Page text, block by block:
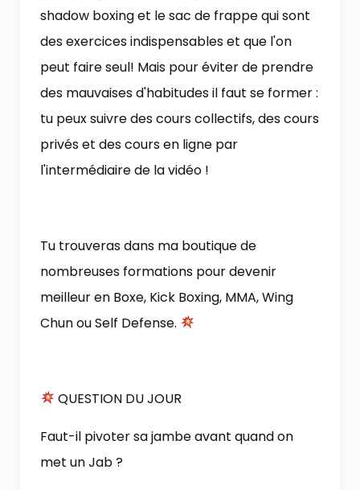
shadow boxing et le sac de frappe qui sont
des exercices indispensables et que l'on
peut faire seul! Mais pour éviter de prendre
des mauvaises d'habitudes il faut se former :
tu peux suivre des cours collectifs, des cours
privés et des cours en ligne par
l'intermédiaire de la vidéo !
Tu trouveras dans ma boutique de
nombreuses formations pour devenir
meilleur en Boxe, Kick Boxing, MMA, Wing
Chun ou Self Defense.
QUESTION DU JOUR
Faut-il pivoter sa jambe avant quand on
met un Jab ?